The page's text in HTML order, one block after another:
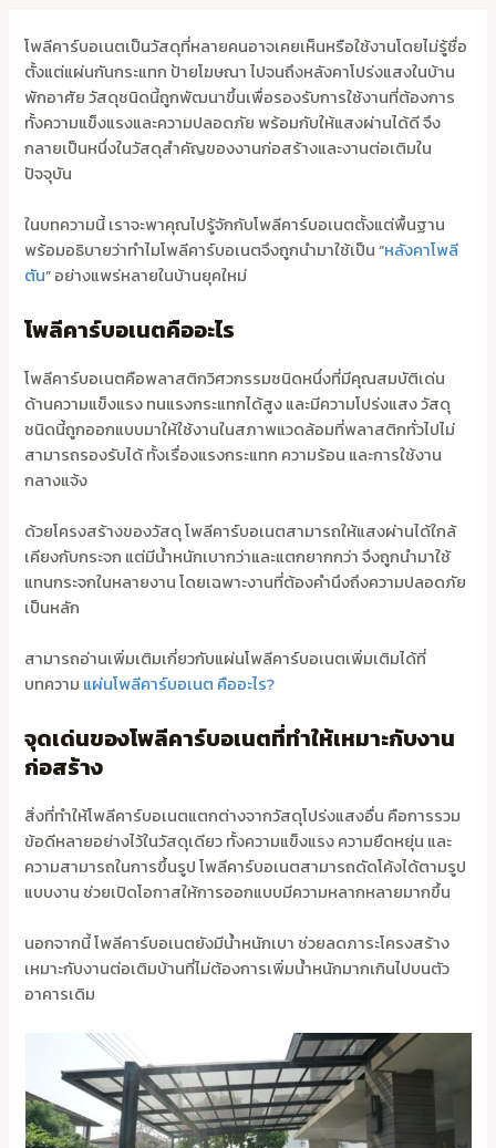
โพลีคาร์บอเนตเป็นวัสดุที่หลายคนอาจเคยเห็นหรือใช้งานโดยไม่รู้ชื่อ
ตั้งแต่แผ่นกันกระแทก ป้ายโฆษณา ไปจนถึงหลังคาโปร่งแสงในบ้าน
พักอาศัย วัสดุชนิดนี้ถูกพัฒนาขึ้นเพื่อรองรับการใช้งานที่ต้องการ
ทั้งความแข็งแรงและความปลอดภัย พร้อมกับให้แสงผ่านได้ดี จึง
กลายเป็นหนึ่งในวัสดุสำคัญของงานก่อสร้างและงานต่อเติมใน
ปัจจุบัน
ในบทความนี้ เราจะพาคุณไปรู้จักกับโพลีคาร์บอเนตตั้งแต่พื้นฐาน
พร้อมอธิบายว่าทำไมโพลีคาร์บอเนตจึงถูกนำมาใช้เป็น “หลังคาโพลี
ตัน” อย่างแพร่หลายในบ้านยุคใหม่
โพลีคาร์บอเนตคืออะไร
โพลีคาร์บอเนตคือพลาสติกวิศวกรรมชนิดหนึ่งที่มีคุณสมบัติเด่น
ด้านความแข็งแรง ทนแรงกระแทกได้สูง และมีความโปร่งแสง วัสดุ
ชนิดนี้ถูกออกแบบมาให้ใช้งานในสภาพแวดล้อมที่พลาสติกทั่วไปไม่
สามารถรองรับได้ ทั้งเรื่องแรงกระแทก ความร้อน และการใช้งาน
กลางแจ้ง
ด้วยโครงสร้างของวัสดุ โพลีคาร์บอเนตสามารถให้แสงผ่านได้ใกล้
เคียงกับกระจก แต่มีน้ำหนักเบากว่าและแตกยากกว่า จึงถูกนำมาใช้
แทนกระจกในหลายงาน โดยเฉพาะงานที่ต้องคำนึงถึงความปลอดภัย
เป็นหลัก
สามารถอ่านเพิ่มเติมเกี่ยวกับแผ่นโพลีคาร์บอเนตเพิ่มเติมได้ที่
บทความ แผ่นโพลีคาร์บอเนต คืออะไร?
จุดเด่นของโพลีคาร์บอเนตที่ทำให้เหมาะกับงาน
ก่อสร้าง
สิ่งที่ทำให้โพลีคาร์บอเนตแตกต่างจากวัสดุโปร่งแสงอื่น คือการรวม
ข้อดีหลายอย่างไว้ในวัสดุเดียว ทั้งความแข็งแรง ความยืดหยุ่น และ
ความสามารถในการขึ้นรูป โพลีคาร์บอเนตสามารถดัดโค้งได้ตามรูป
แบบงาน ช่วยเปิดโอกาสให้การออกแบบมีความหลากหลายมากขึ้น
นอกจากนี้ โพลีคาร์บอเนตยังมีน้ำหนักเบา ช่วยลดภาระโครงสร้าง
เหมาะกับงานต่อเติมบ้านที่ไม่ต้องการเพิ่มน้ำหนักมากเกินไปบนตัว
อาคารเดิม